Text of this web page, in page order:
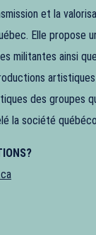
et la
Elle propose
militantes ainsi
des groupes
la société